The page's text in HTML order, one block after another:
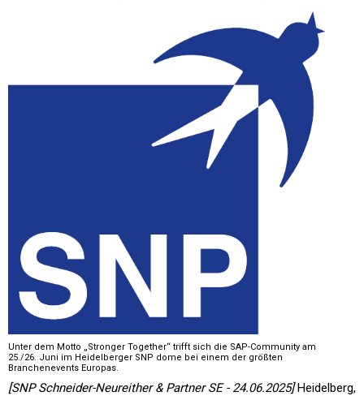
Unter dem Motto „Stronger Together“ trifft sich die SAP-Community am
25./26. Juni im Heidelberger SNP dome bei einem der größten
Branchenevents Europas.
[SNP Schneider-Neureither & Partner SE - 24.06.2025]Heidelberg,